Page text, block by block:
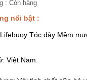
: Còn hàng
nổi bật :
Tóc dày Mềm
Việt Nam.